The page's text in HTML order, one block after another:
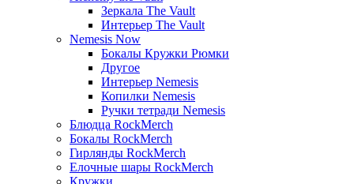
Зеркала The Vault
Интерьер The Vault
Nemesis Now
Бокалы Кружки Рюмки
Другое
Интерьер Nemesis
Копилки Nemesis
Ручки тетради Nemesis
Блюдца RockMerch
Бокалы RockMerch
Гирлянды RockMerch
Елочные шары RockMerch
Кружки